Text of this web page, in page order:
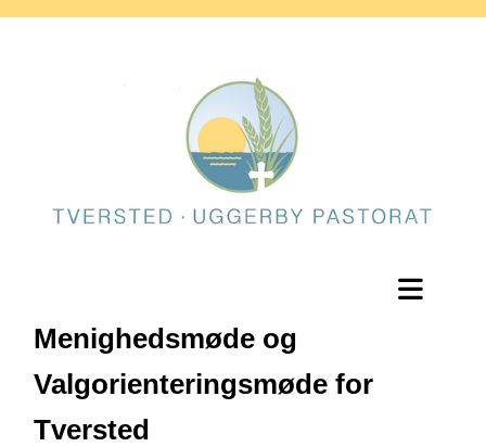
Menighedsmøde og
Valgorienteringsmøde for
Tversted